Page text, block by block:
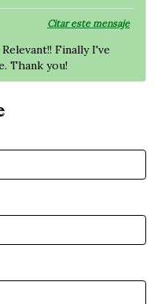
Citar este mensaje
Finally I've
Thank you!